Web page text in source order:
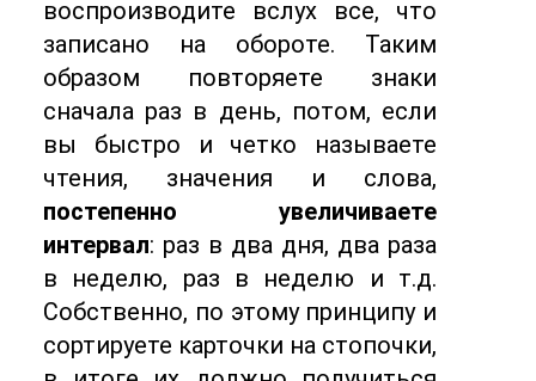
воспроизводите вслух все, что
записано на обороте. Таким
образом повторяете знаки
сначала раз в день, потом, если
вы быстро и четко называете
чтения, значения и слова,
постепенно увеличиваете
интервал: раз в два дня, два раза
в неделю, раз в неделю и т.д.
Собственно, по этому принципу и
сортируете карточки на стопочки,